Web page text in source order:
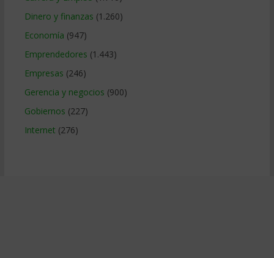
Dinero y finanzas (1.260)
Economía (947)
Emprendedores (1.443)
Empresas (246)
Gerencia y negocios (900)
Gobiernos (227)
Internet (276)